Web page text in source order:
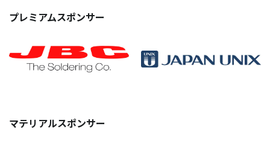
プレミアムスポンサー
マテリアルスポンサー